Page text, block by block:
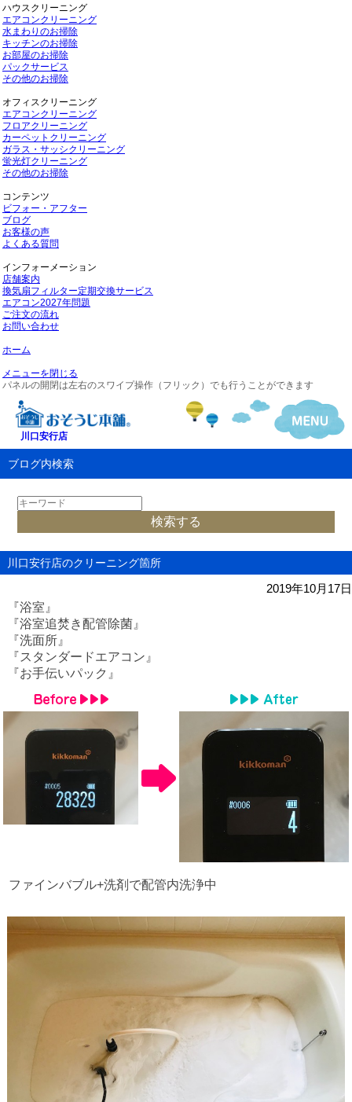
ハウスクリーニング
エアコンクリーニング
水まわりのお掃除
キッチンのお掃除
お部屋のお掃除
パックサービス
その他のお掃除
オフィスクリーニング
エアコンクリーニング
フロアクリーニング
カーペットクリーニング
ガラス・サッシクリーニング
蛍光灯クリーニング
その他のお掃除
コンテンツ
ビフォー・アフター
ブログ
お客様の声
よくある質問
インフォーメーション
店舗案内
換気扇フィルター定期交換サービス
エアコン2027年問題
ご注文の流れ
お問い合わせ
ホーム
メニューを閉じる
パネルの開閉は左右のスワイプ操作（フリック）でも行うことができます
川口安行店
ブログ内検索
川口安行店のクリーニング箇所
2019年10月17日
『浴室』
『浴室追焚き配管除菌』
『洗面所』
『スタンダードエアコン』
『お手伝いパック 』
ファインバブル+洗剤で配管内洗浄中